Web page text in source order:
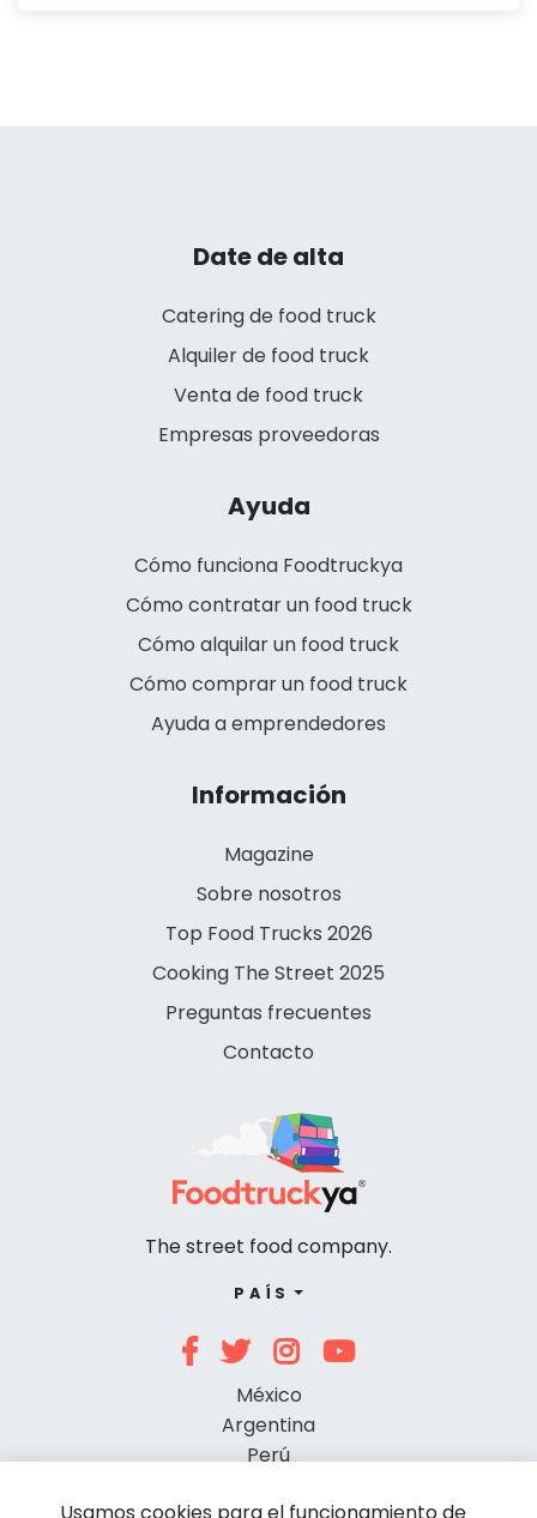
Date de alta
Catering de food truck
Alquiler de food truck
Venta de food truck
Empresas proveedoras
Ayuda
Cómo funciona Foodtruckya
Cómo contratar un food truck
Cómo alquilar un food truck
Cómo comprar un food truck
Ayuda a emprendedores
Información
Magazine
Sobre nosotros
Top Food Trucks 2026
Cooking The Street 2025
Preguntas frecuentes
Contacto
The street food company.
PAÍS
México
Argentina
Perú